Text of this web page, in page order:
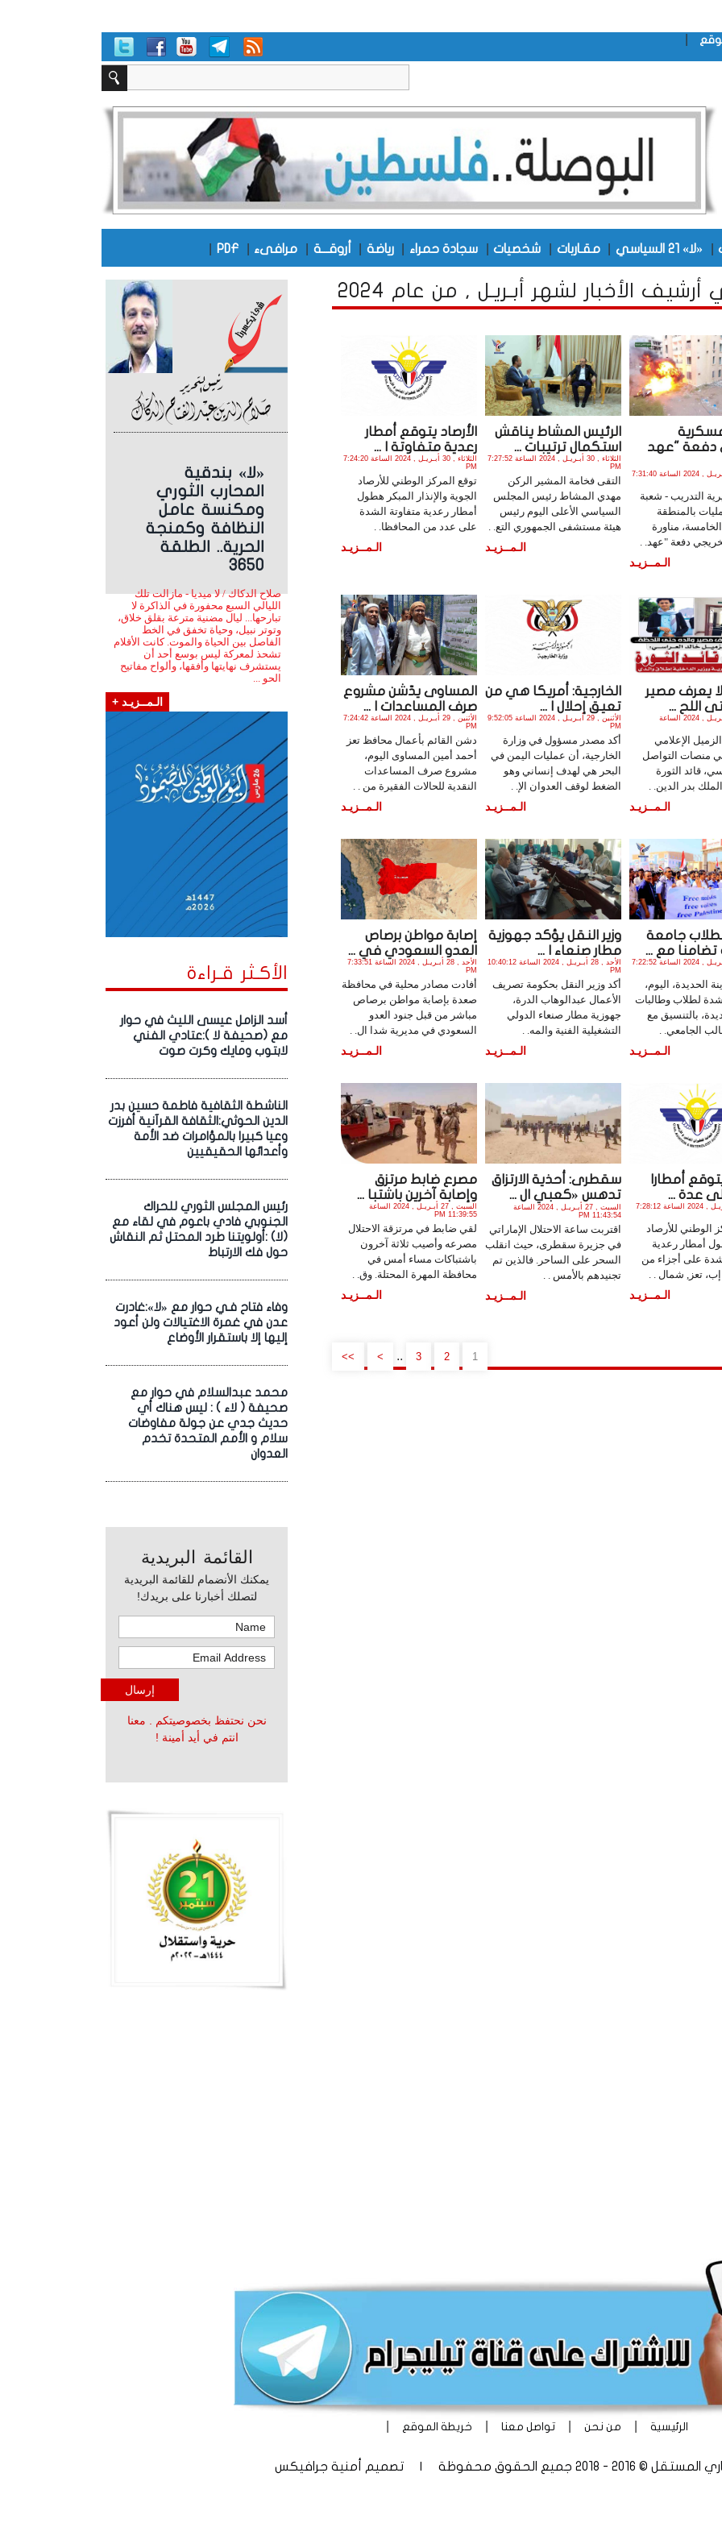
«لا» 21 السياسي مقـاربات شخصيات سجادة حمراء رياضة أروقـــة مرافىء PDF
«لا» بندقية
المحارب الثوري
ومكنسة عامل
النظافة وكمنجة
الحرية.. الطلقة
3650
صلاح الدكاك / لا ميديا - مازالت تلك
الليالي السبع محفورة في الذاكرة لا
تبارحها... ليال مضنية مترعة بقلق خلاق،
وتوتر نبيل، وحياة تخفق في الخط
الفاصل بين الحياة والموت. كانت الأقلام
تشحذ لمعركة ليس بوسع أحد أن
يستشرف نهايتها وأفقها، وألواح مفاتيح
الحو ...
الـمــزيـد +
الأكـثر قـراءة
أسد الزامل عيسى الليث في حوار
مع (صحيفة لا ):عتادي الفني
لابتوب ومايك وكرت صوت
الناشطة الثقافية فاطمة حسين بدر
الدين الحوثي:الثقافة القرآنية أفرزت
وعيا كبيرا بالمؤامرات ضد الأمة
وأعدائها الحقيقيين
رئيس المجلس الثوري للحراك
الجنوبي فادي باعوم في لقاء مع
(لا) :أولويتنا طرد المحتل ثم النقاش
حول فك الارتباط
وفاء فتاح فـي حوار مع «لا»:غادرت
عدن في غمرة الاغتيالات ولن أعود
إليها إلا باستقرار الأوضاع
محمد عبدالسلام في حوار مع
صحيفة ( لاء ) : ليس هناك أي
حديث جدي عن جولة مفاوضات
سلام و الأمم المتحدة تخدم
العدوان
القائمة البريدية
يمكنك الأنضمام للقائمة البريدية
لتصلك أخبارنا على بريدك!
نحن نحتفظ بخصوصيتكم . معنا
انتم في أيد أمينة !
الأخبار لشهر أبـريـل , من عام 2024
دفعة "عهد
الثلاثاء , 30 أبـريـل , 2024 الساعة 7:31:40
التدريب - شعبة
بالمنطقة
مناورة
دفعة "عهد. .
الـمــزيـد
الرئيس المشاط يناقش
استكمال ترتيبات ...
الثلاثاء , 30 أبـريـل , 2024 الساعة 7:27:52
PM
التقى فخامة المشير الركن
مهدي المشاط رئيس المجلس
السياسي الأعلى اليوم رئيس
هيئة مستشفى الجمهوري التع. .
الـمــزيـد
الأرصاد يتوقع أمطار
رعدية متفاوتة ا ...
الثلاثاء , 30 أبـريـل , 2024 الساعة 7:24:20
PM
توقع المركز الوطني للأرصاد
الجوية والإنذار المبكر هطول
أمطار رعدية متفاوتة الشدة
على عدد من المحافظا. .
الـمــزيـد
يعرف مصير
اللح ...
الأثنين , 29 أبـريـل , 2024 الساعة
الإعلامي
منصات التواصل
قائد الثورة
بدر الدين. .
الـمــزيـد
الخارجية: أمريكا هي من
تعيق إحلال ا ...
الأثنين , 29 أبـريـل , 2024 الساعة 9:52:05
PM
أكد مصدر مسؤول في وزارة
الخارجية، أن عمليات اليمن في
البحر هي لهدف إنساني وهو
الضغط لوقف العدوان الإ. .
الـمــزيـد
المساوى يدّشن مشروع
صرف المساعدات ا ...
الأثنين , 29 أبـريـل , 2024 الساعة 7:24:42
PM
دشن القائم بأعمال محافظ تعز
أحمد أمين المساوى اليوم،
مشروع صرف المساعدات
النقدية للحالات الفقيرة من . .
الـمــزيـد
جامعة
تضامنا مع ...
الأثنين , 29 أبـريـل , 2024 الساعة 7:22:52
الحديدة، اليوم،
لطلاب وطالبات
بالتنسيق مع
الجامعي. .
الـمــزيـد
وزير النقل يؤكد جهوزية
مطار صنعاء ا ...
الأحد , 28 أبـريـل , 2024 الساعة 10:40:12
PM
أكد وزير النقل بحكومة تصريف
الأعمال عبدالوهاب الدرة،
جهوزية مطار صنعاء الدولي
التشغيلية الفنية والمه. .
الـمــزيـد
إصابة مواطن برصاص
العدو السعودي في ...
الأحد , 28 أبـريـل , 2024 الساعة 7:33:51
PM
أفادت مصادر محلية في محافظة
صعدة بإصابة مواطن برصاص
مباشر من قبل جنود العدو
السعودي في مديرية شدا ال. .
الـمــزيـد
أمطارا
عدة ...
الأحد , 28 أبـريـل , 2024 الساعة 7:28:12
الوطني للأرصاد
أمطار رعدية
على أجزاء من
تعز, شمال . .
الـمــزيـد
سقطرى: أحذية الارتزاق
تدهس «كعبي ال ...
السبت , 27 أبـريـل , 2024 الساعة
11:43:54 PM
اقتربت ساعة الاحتلال الإماراتي
في جزيرة سقطرى، حيث انقلب
السحر على الساحر. فالذين تم
تجنيدهم بالأمس . .
الـمــزيـد
مصرع ضابط مرتزق
وإصابة آخرين باشتبا ...
السبت , 27 أبـريـل , 2024 الساعة
11:39:55 PM
لقي ضابط في مرتزقة الاحتلال
مصرعه وأصيب ثلاثة آخرون
باشتباكات مساء أمس في
محافظة المهرة المحتلة. وق. .
الـمــزيـد
1
2
3
..
>
>>
الرئيسية من نحن تواصل معنا خريطة الموقع
2018 جميع الحقوق محفوظة | تصميم أمنية جرافيكس